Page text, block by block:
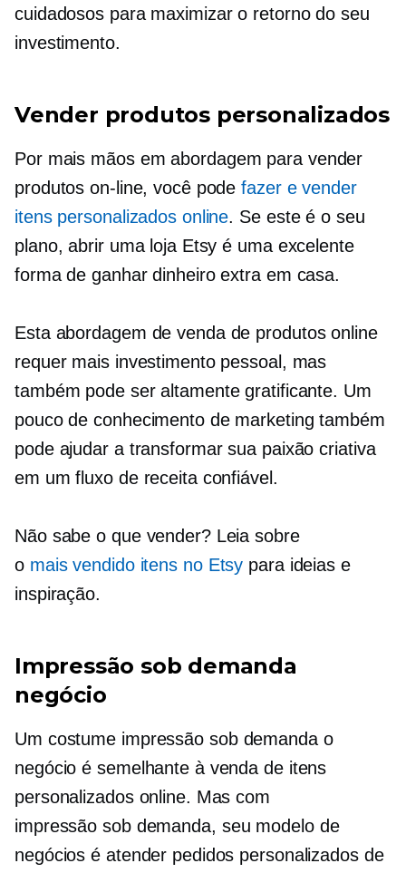
cuidadosos para maximizar o retorno do seu
investimento.
Vender produtos personalizados
Por mais mãos em abordagem para vender
produtos on-line, você podefazer e vender
itens personalizados online. Se este é o seu
plano, abrir uma loja Etsy é uma excelente
forma de ganhar dinheiro extra em casa.
Esta abordagem de venda de produtos online
requer mais investimento pessoal, mas
também pode ser altamente gratificante. Um
pouco de conhecimento de marketing também
pode ajudar a transformar sua paixão criativa
em um fluxo de receita confiável.
Não sabe o que vender? Leia sobre
o mais vendidoitens no Etsy para ideias e
inspiração.
Impressão sob demanda
negócio
Um costume impressão sob demandao
negócio é semelhante à venda de itens
personalizados online. Mas com
impressão sob demanda, seu modelo de
negócios é atender pedidos personalizados de